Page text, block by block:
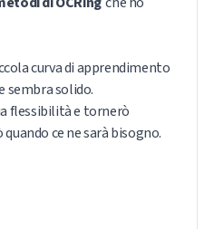
curva di apprendimento
sembra solido.
flessibilità e tornerò
ce ne sarà bisogno.